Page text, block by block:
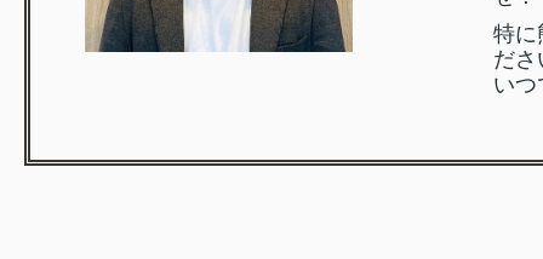
特に
ださ
いつ